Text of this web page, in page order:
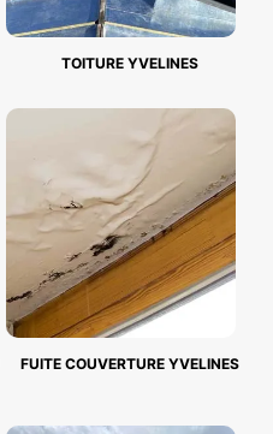
TOITURE YVELINES
FUITE COUVERTURE YVELINES